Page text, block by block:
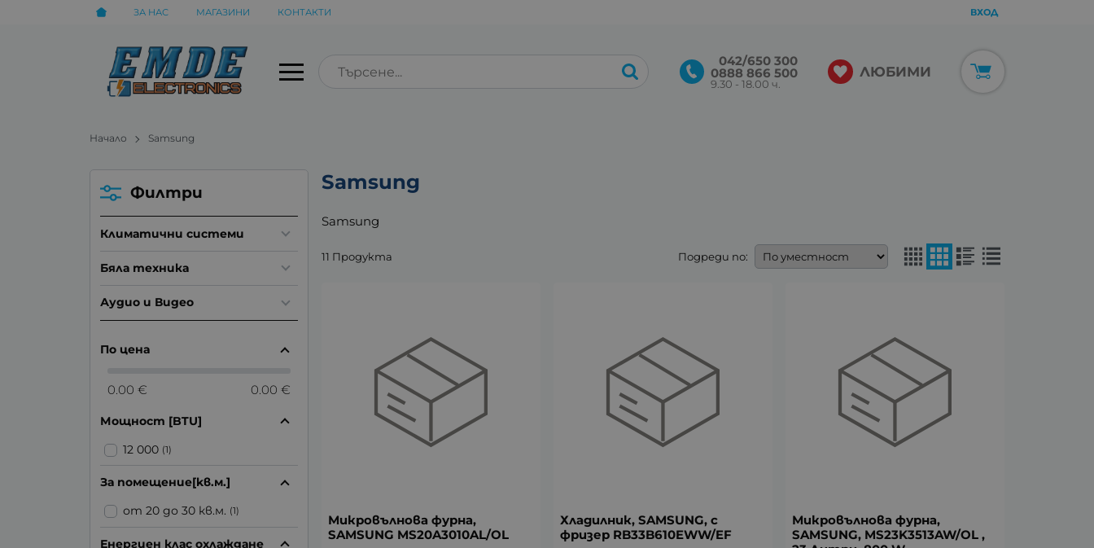
ЗА НАС МАГАЗИНИ КОНТАКТИ ВХОД
042/650 300
0888 866 500
9.30 - 18.00 ч.
ЛЮБИМИ
Начало Samsung
Samsung
Samsung
11 Продукта Подреди по:
Микровълнова фурна,
SAMSUNG MS20A3010AL/OL
Хладилник, SAMSUNG, с
фризер RB33B610EWW/EF
Микровълнова фурна,
SAMSUNG, MS23K3513AW/OL ,
Филтри
Климатични системи
Бяла техника
Аудио и Видео
По цена
0.00 € 0.00 €
Мощност [BTU]
12 000 (1)
За помещение[kв.м.]
от 20 до 30 кв.м. (1)
Енергиен клас охлаждане